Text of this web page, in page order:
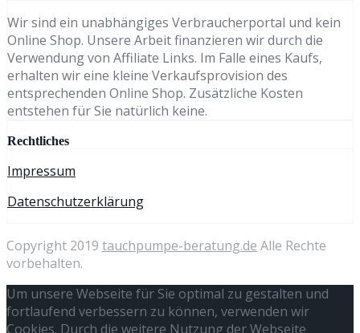
Wir sind ein unabhängiges Verbraucherportal und kein
Online Shop. Unsere Arbeit finanzieren wir durch die
Verwendung von Affiliate Links. Im Falle eines Kaufs,
erhalten wir eine kleine Verkaufsprovision des
entsprechenden Online Shop. Zusätzliche Kosten
entstehen für Sie natürlich keine.
Rechtliches
Impressum
Datenschutzerklärung
Copyright 2019 tauchpumpe-beratung.de Alle Rechte
vorbehalten.
Um unsere Webseite für Sie optimal zu gestalten und
fortlaufend verbessern zu können, verwenden wir
Cookies. Durch die weitere Nutzung der Webseite